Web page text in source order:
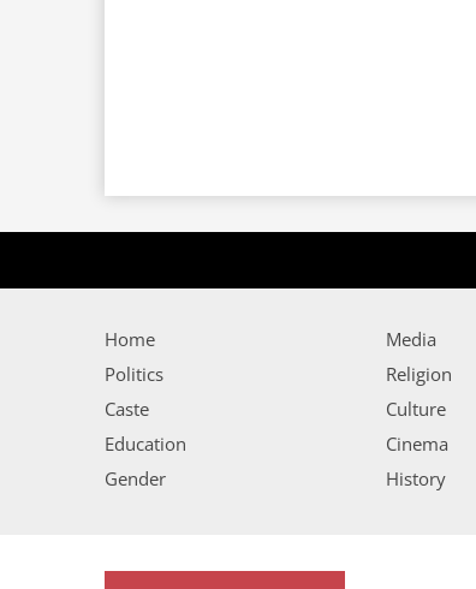
Home
Politics
Caste
Education
Gender
Media
Religion
Culture
Cinema
History